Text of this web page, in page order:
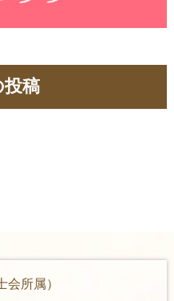
投稿
会所属）